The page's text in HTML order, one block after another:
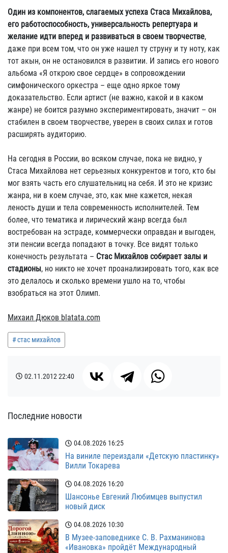
Один из компонентов, слагаемых успеха Стаса Михайлова,
его работоспособность, универсальность репертуара и
желание идти вперед и развиваться в своем творчестве,
даже при всем том, что он уже нашел ту струну и ту ноту, как
тот акын, он не остановился в развитии. И запись его нового
альбома «Я открою свое сердце» в сопровождении
симфонического оркестра – еще одно яркое тому
доказательство. Если артист (не важно, какой и в каком
жанре) не боится разумно экспериментировать, значит – он
стабилен в своем творчестве, уверен в своих силах и готов
расширять аудиторию.
На сегодня в России, во всяком случае, пока не видно, у
Стаса Михайлова нет серьезных конкурентов и того, кто бы
мог взять часть его слушательниц на себя. И это не кризис
жанра, ни в коем случае, это, как мне кажется, некая
леность души и тела современность исполнителей. Тем
более, что тематика и лирический жанр всегда был
востребован на эстраде, коммерчески оправдан и выгоден,
эти пенсии всегда попадают в точку. Все видят только
конечность результата – Стас Михайлов собирает залы и
стадионы, но никто не хочет проанализировать того, как все
это делалось и сколько времени ушло на то, чтобы
взобраться на этот Олимп.
Михаил Дюков blatata.com
стас михайлов
02.11.201222:40
Последние новости
04.08.2026 16:25
На виниле переиздали «Детскую пластинку»
Вилли Токарева
04.08.2026 16:20
Шансонье Евгений Любимцев выпустил
новый диск
04.08.2026 10:30
В Музее-заповеднике С. В. Рахманинова
«Ивановка» пройдёт Международный